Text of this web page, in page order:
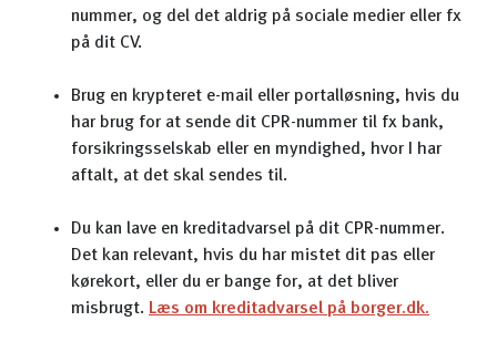
nummer, og del det aldrig på sociale medier eller fx
på dit CV.
Brug en krypteret e-mail eller portalløsning, hvis du
har brug for at sende dit CPR-nummer til fx bank,
forsikringsselskab eller en myndighed, hvor I har
aftalt, at det skal sendes til.
Du kan lave en kreditadvarsel på dit CPR-nummer.
Det kan relevant, hvis du har mistet dit pas eller
kørekort, eller du er bange for, at det bliver
misbrugt. Læs om kreditadvarsel på borger.dk.